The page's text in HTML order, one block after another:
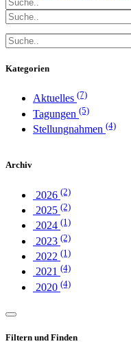
Kategorien
Aktuelles (7)
Tagungen (5)
Stellungnahmen (4)
Archiv
2026 (2)
2025 (2)
2024 (1)
2023 (2)
2022 (1)
2021 (4)
2020 (4)
Filtern und Finden